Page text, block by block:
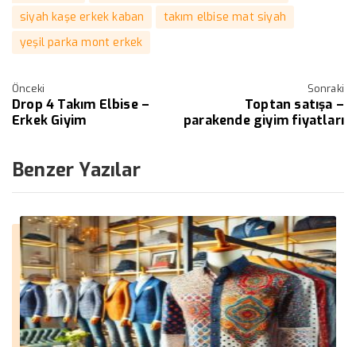
siyah kaşe erkek kaban
takım elbise mat siyah
yeşil parka mont erkek
Önceki
Drop 4 Takım Elbise –
Erkek Giyim
Sonraki
Toptan satışa –
parakende giyim fiyatları
Benzer Yazılar